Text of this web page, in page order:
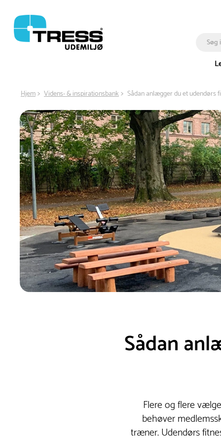
Hjem Videns- & inspirationsbank Sådan anlægger du et udendørs
Sådan
Flere og flere
behøver
træner. Udendørs